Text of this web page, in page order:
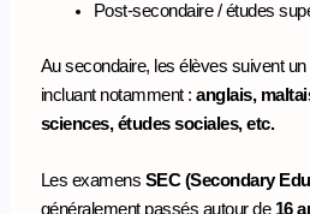
Post-secondaire / études
Au secondaire, les élèves suivent
incluant notamment :anglais,
sciences, études sociales, etc.
Les examens SEC (Secondary
généralement passés autour de 16